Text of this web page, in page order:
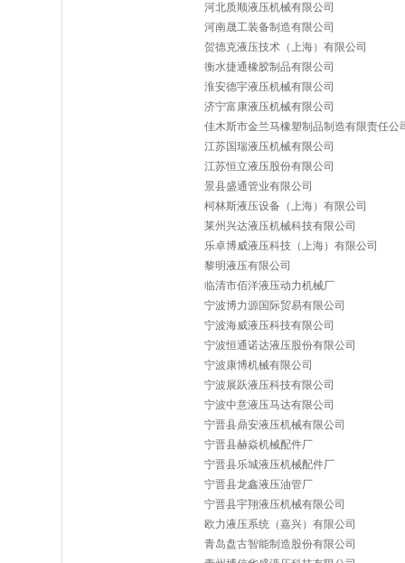
河北质顺液压机械有限公司
河南晟工装备制造有限公司
贺德克液压技术（上海）有限公司
衡水捷通橡胶制品有限公司
淮安德宇液压机械有限公司
济宁富康液压机械有限公司
佳木斯市金兰马橡塑制品制造有限责任公
江苏国瑞液压机械有限公司
江苏恒立液压股份有限公司
景县盛通管业有限公司
柯林斯液压设备（上海）有限公司
莱州兴达液压机械科技有限公司
乐卓博威液压科技（上海）有限公司
黎明液压有限公司
临清市佰洋液压动力机械厂
宁波博力源国际贸易有限公司
宁波海威液压科技有限公司
宁波恒通诺达液压股份有限公司
宁波康博机械有限公司
宁波展跃液压科技有限公司
宁波中意液压马达有限公司
宁晋县鼎安液压机械有限公司
宁晋县赫焱机械配件厂
宁晋县乐城液压机械配件厂
宁晋县龙鑫液压油管厂
宁晋县宇翔液压机械有限公司
欧力液压系统（嘉兴）有限公司
青岛盘古智能制造股份有限公司